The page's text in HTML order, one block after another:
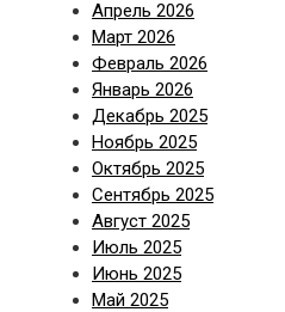
Апрель 2026
Март 2026
Февраль 2026
Январь 2026
Декабрь 2025
Ноябрь 2025
Октябрь 2025
Сентябрь 2025
Август 2025
Июль 2025
Июнь 2025
Май 2025